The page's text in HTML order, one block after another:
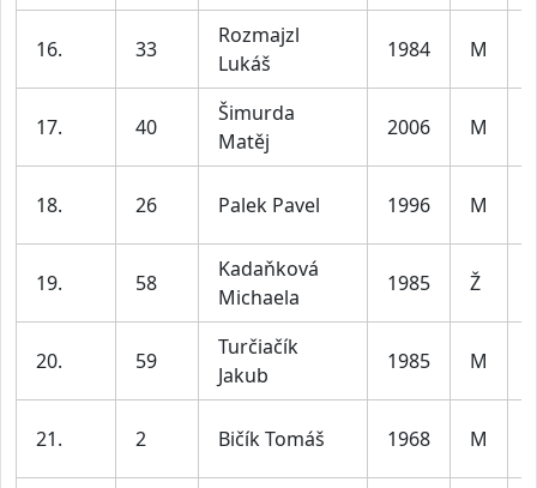
16. 33
Rozmajzl
Lukáš
1984 M
17. 40
Šimurda
Matěj
2006 M
18. 26 Palek Pavel 1996 M
19. 58
Kadaňková
Michaela
1985 Ž
20. 59
Turčiačík
Jakub
1985 M
21. 2 Bičík Tomáš 1968 M